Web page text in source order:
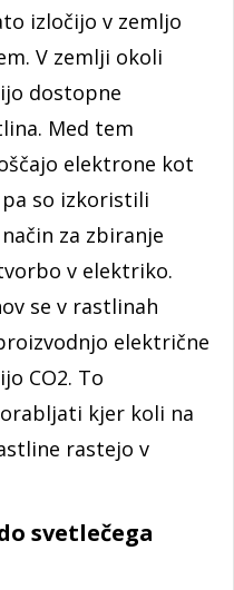
izločijo v zemljo
V zemlji okoli
dostopne
Med tem
elektrone kot
so izkoristili
za zbiranje
v elektriko.
se v rastlinah
električne
CO2. To
kjer koli na
rastejo v
svetlečega